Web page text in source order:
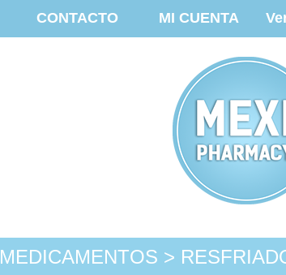
CONTACTO MI CUENTA
MEDICAMENTOS >